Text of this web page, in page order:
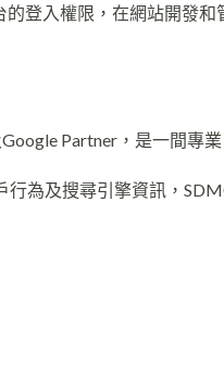
登入權限，在網站開發
Partner，是一間專
為及搜尋引擎資訊，